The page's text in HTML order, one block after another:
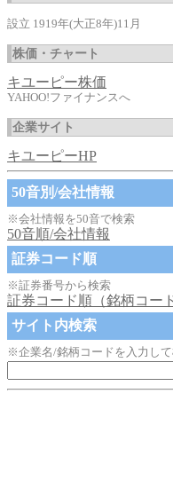
設立 1919年(大正8年)11月
株価・チャート
キユーピー株価
YAHOO!ファイナンスへ
企業サイト
キユーピーHP
50音別/会社情報
※会社情報を50音で検索
50音順/会社情報
証券コード順
※証券番号から検索
証券コード順（銘柄コード
サイト内検索
※企業名/銘柄コードを入力し